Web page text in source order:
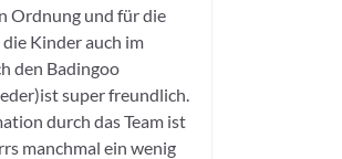
Ordnung und für die
Kinder auch im
den Badingoo
super freundlich.
durch das Team ist
manchmal ein wenig